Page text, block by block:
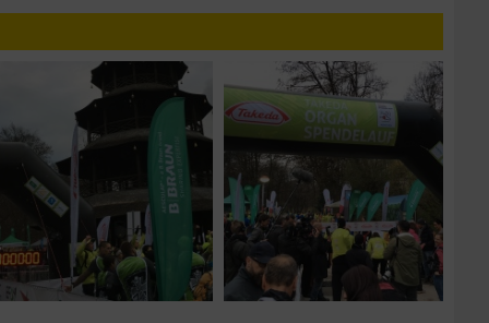
von Daten aus